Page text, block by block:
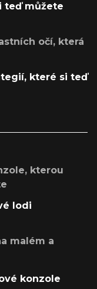
teď můžete
očí, která
které si teď
kterou
lodi
malém a
konzole